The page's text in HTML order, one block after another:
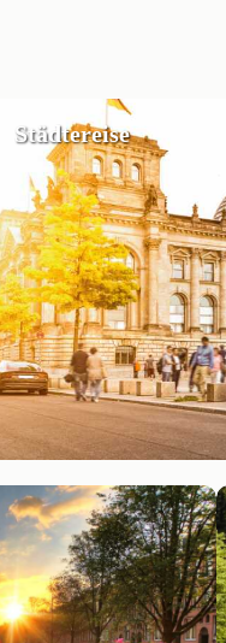
Städtereise